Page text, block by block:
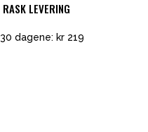
RASK LEVERING
dagene: kr 219